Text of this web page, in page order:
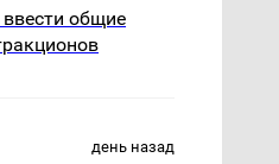
общие
день назад